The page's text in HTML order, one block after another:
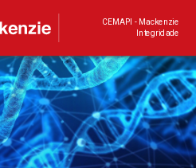
CEMAPI - Mackenzie
Integridade